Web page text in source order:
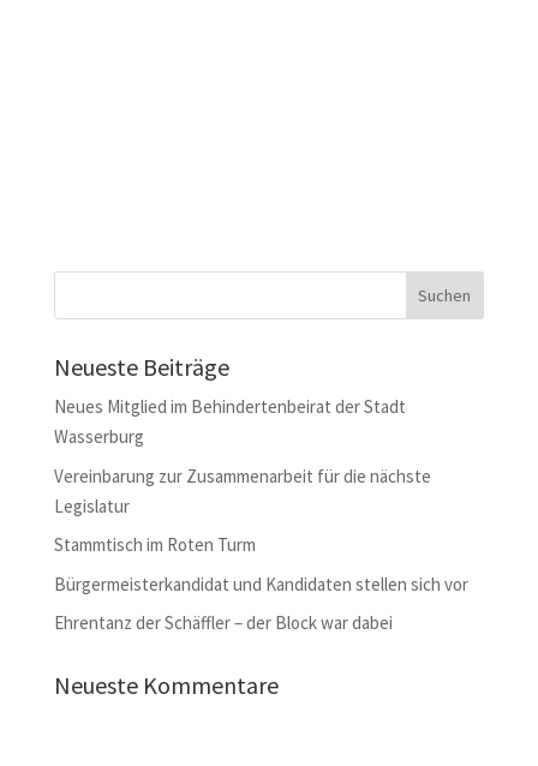
Neueste Beiträge
Neues Mitglied im Behindertenbeirat der Stadt
Wasserburg
Vereinbarung zur Zusammenarbeit für die nächste
Legislatur
Stammtisch im Roten Turm
Bürgermeisterkandidat und Kandidaten stellen sich vor
Ehrentanz der Schäffler – der Block war dabei
Neueste Kommentare